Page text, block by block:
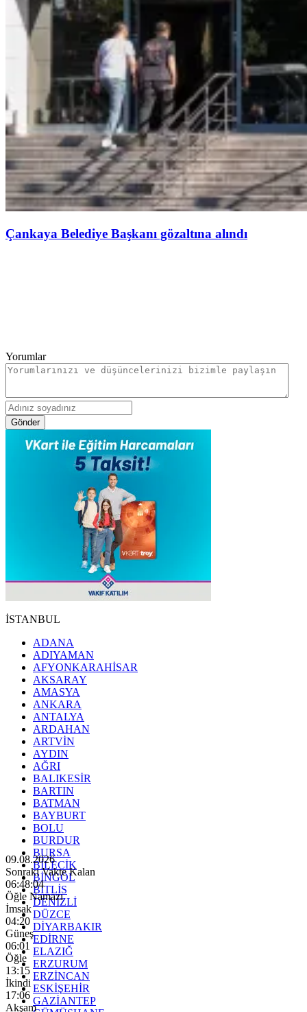
Çankaya Belediye Başkanı gözaltına alındı
Yorumlar
Gönder
İSTANBUL
ADANA
ADIYAMAN
AFYONKARAHİSAR
AKSARAY
AMASYA
ANKARA
ANTALYA
ARDAHAN
ARTVİN
AYDIN
AĞRI
BALIKESİR
BARTIN
BATMAN
BAYBURT
BOLU
BURDUR
BURSA
BİLECİK
BİNGÖL
BİTLİS
DENİZLİ
DÜZCE
DİYARBAKIR
EDİRNE
ELAZIĞ
ERZURUM
ERZİNCAN
ESKİŞEHİR
GAZİANTEP
09.08.2026
Sonraki Vakte Kalan
06:48:02
Öğle Namazı
İmsak
04:20
Güneş
06:01
Öğle
13:15
İkindi
17:06
Akşam